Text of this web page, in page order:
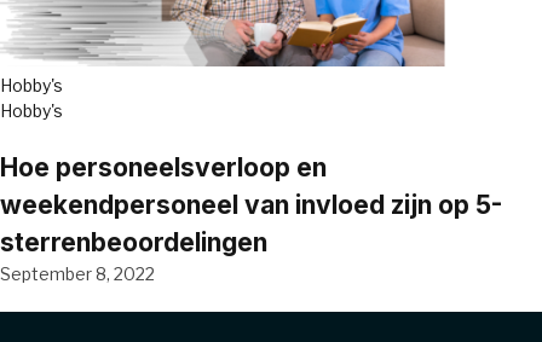
Hobby's
Hobby's
Hoe personeelsverloop en
weekendpersoneel van invloed zijn op 5-
sterrenbeoordelingen
September 8, 2022